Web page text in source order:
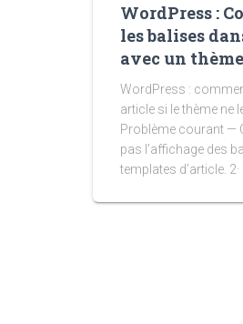
WordPress :
les balises
avec un
WordPress :
article si le thème ne
Problème courant —
pas l’affichage des
templates d’article.